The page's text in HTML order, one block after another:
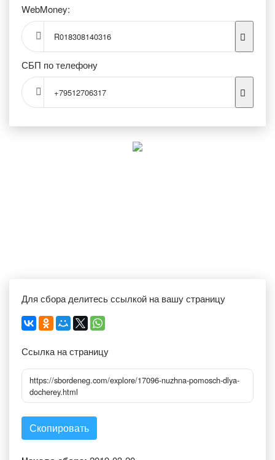
WebMoney:
R018308140316
СБП по телефону
+79512706317
Для сбора делитесь ссылкой на вашу страницу
Ссылка на страницу
https://sbordeneg.com/explore/17096-nuzhna-pomosch-dlya-
docherey.html
Скопировать